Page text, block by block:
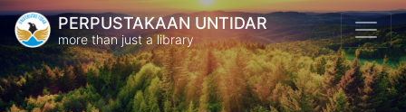
PERPUSTAKAAN UNTIDAR
more than just a library